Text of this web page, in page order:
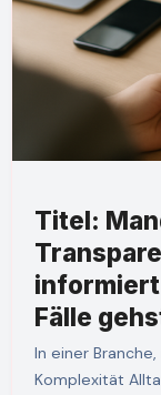
Titel:
Fälle
In einer Branche, in der Geheimhaltung oft Luxus und
Komplexität